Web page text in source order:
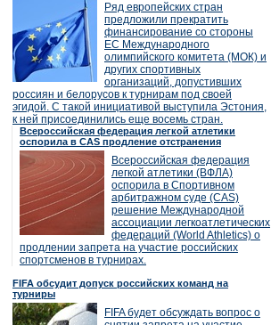
Ряд европейских стран
предложили прекратить
финансирование со стороны
ЕС Международного
олимпийского комитета (МОК) и
других спортивных
организаций, допустивших
россиян и белорусов к турнирам под своей
эгидой. С такой инициативой выступила Эстония,
к ней присоединились еще восемь стран.
Всероссийская федерация легкой атлетики
оспорила в CAS продление отстранения
Всероссийская федерация
легкой атлетики (ВФЛА)
оспорила в Спортивном
арбитражном суде (CAS)
решение Международной
ассоциации легкоатлетических
федераций (World Athletics) о
продлении запрета на участие российских
спортсменов в турнирах.
FIFA обсудит допуск российских команд на
турниры
FIFA будет обсуждать вопрос о